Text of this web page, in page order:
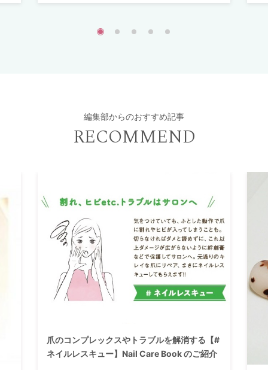
編集部からのおすすめ記事
RECOMMEND
爪のコンプレックスやトラブルを解消する【#
ネイルレスキュー】Nail Care Book のご紹介